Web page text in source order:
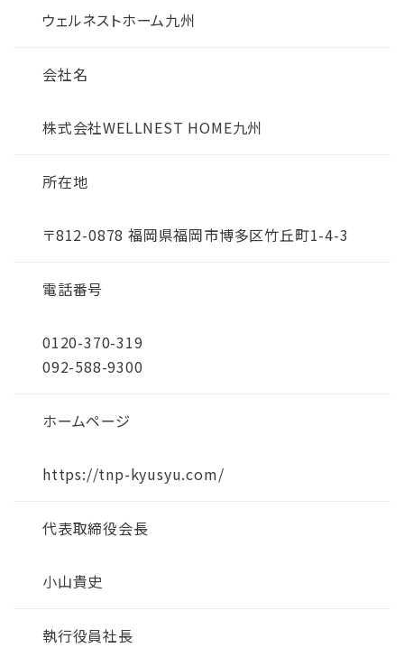
ウェルネストホーム九州
会社名
株式会社WELLNEST HOME九州
所在地
〒812-0878 福岡県福岡市博多区竹丘町1-4-3
電話番号
0120-370-319
092-588-9300
ホームページ
https://tnp-kyusyu.com/
代表取締役会長
小山貴史
執行役員社長